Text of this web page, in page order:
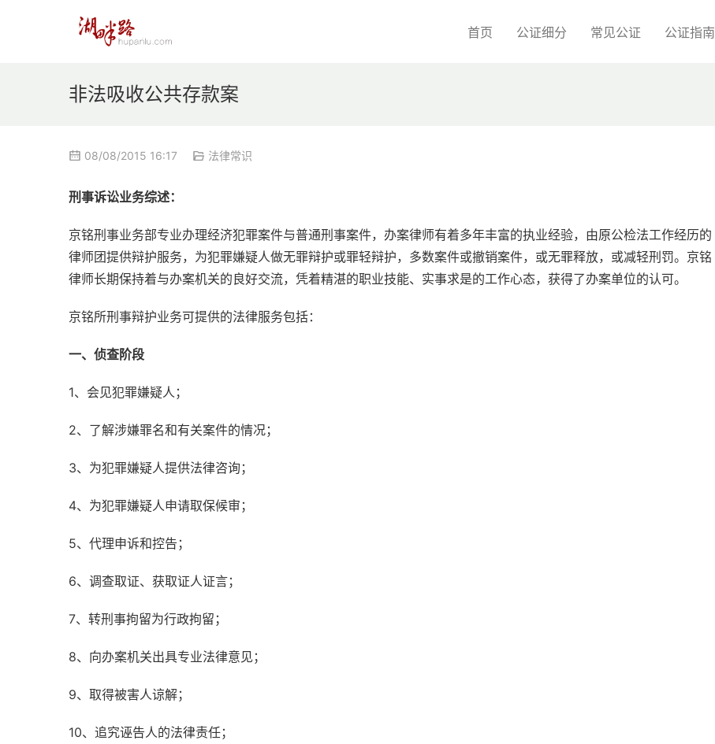
首页 公证细分 常见公证 公证指南
非法吸收公共存款案
08/08/2015 16:17 法律常识
刑事诉讼业务综述：
京铭刑事业务部专业办理经济犯罪案件与普通刑事案件，办案律师有着多年丰富的执业经验，由原公检法工作经历的
律师团提供辩护服务，为犯罪嫌疑人做无罪辩护或罪轻辩护，多数案件或撤销案件，或无罪释放，或减轻刑罚。京铭
律师长期保持着与办案机关的良好交流，凭着精湛的职业技能、实事求是的工作心态，获得了办案单位的认可。
京铭所刑事辩护业务可提供的法律服务包括：
一、侦查阶段
1、会见犯罪嫌疑人；
2、了解涉嫌罪名和有关案件的情况；
3、为犯罪嫌疑人提供法律咨询；
4、为犯罪嫌疑人申请取保候审；
5、代理申诉和控告；
6、调查取证、获取证人证言；
7、转刑事拘留为行政拘留；
8、向办案机关出具专业法律意见；
9、取得被害人谅解；
10、追究诬告人的法律责任；